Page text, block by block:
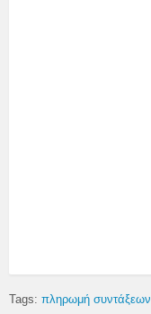
Tags: πληρωμή συντάξεων